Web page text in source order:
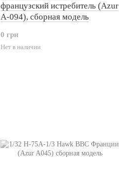
французский истребитель (Azur
A-094), сборная модель
0 грн
Нет в наличии